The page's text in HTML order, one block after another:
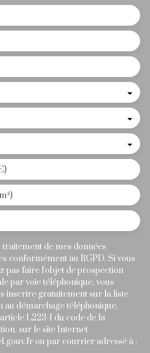
traitement de mes données
conformément au RGPD. Si vous
pas faire l'objet de prospection
par voie téléphonique, vous
inscrire gratuitement sur la liste
au démarchage téléphonique,
L223-1 du code de la
sur le site Internet
ou par courrier adressé à :